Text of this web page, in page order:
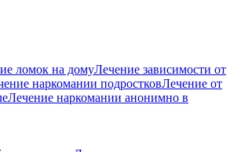
ломок на домуЛечение зависимости от
наркомании подростковЛечение от
Лечение наркомании анонимно в